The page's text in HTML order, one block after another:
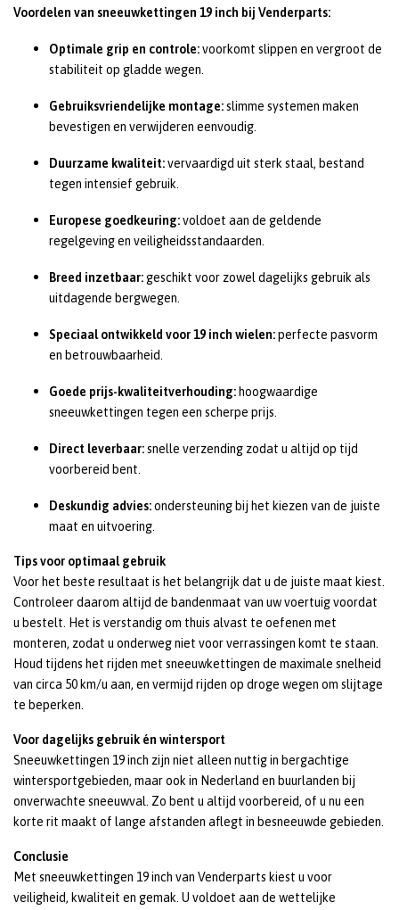
Voordelen van sneeuwkettingen 19 inch bij Venderparts:
Optimale grip en controle:voorkomt slippen en vergroot de
stabiliteit op gladde wegen.
Gebruiksvriendelijke montage:slimme systemen maken
bevestigen en verwijderen eenvoudig.
Duurzame kwaliteit:vervaardigd uit sterk staal, bestand
tegen intensief gebruik.
Europese goedkeuring:voldoet aan de geldende
regelgeving en veiligheidsstandaarden.
Breed inzetbaar:geschikt voor zowel dagelijks gebruik als
uitdagende bergwegen.
Speciaal ontwikkeld voor 19 inch wielen:perfecte pasvorm
en betrouwbaarheid.
Goede prijs-kwaliteitverhouding: hoogwaardige
sneeuwkettingen tegen een scherpe prijs.
Direct leverbaar:snelle verzending zodat u altijd op tijd
voorbereid bent.
Deskundig advies:ondersteuning bij het kiezen van de juiste
maat en uitvoering.
Tips voor optimaal gebruik
Voor het beste resultaat is het belangrijk dat u de juiste maat kiest.
Controleer daarom altijd de bandenmaat van uw voertuig voordat
u bestelt. Het is verstandig om thuis alvast te oefenen met
monteren, zodat u onderweg niet voor verrassingen komt te staan.
Houd tijdens het rijden met sneeuwkettingen de maximale snelheid
van circa 50 km/u aan, en vermijd rijden op droge wegen om slijtage
te beperken.
Voor dagelijks gebruik én wintersport
Sneeuwkettingen 19 inch zijn niet alleen nuttig in bergachtige
wintersportgebieden, maar ook in Nederland en buurlanden bij
onverwachte sneeuwval. Zo bent u altijd voorbereid, of u nu een
korte rit maakt of lange afstanden aflegt in besneeuwde gebieden.
Conclusie
Met sneeuwkettingen 19 inch van Venderparts kiest u voor
veiligheid, kwaliteit en gemak. U voldoet aan de wettelijke